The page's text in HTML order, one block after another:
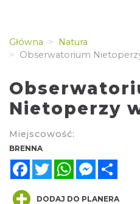
Główna
Natura
Obserwatorium
Nietoperzy
Miejscowość:
BRENNA
FacebookTwitterWhatsApp
DODAJ DO PLANERA